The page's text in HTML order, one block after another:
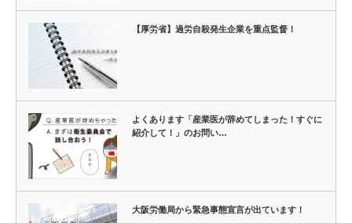
【厚労省】過労自殺発生企業を重点監督！
よくあります「産業医が辞めてしまった！すぐに
紹介して！」のお問い…
大阪労働局から緊急事態宣言が出ています！